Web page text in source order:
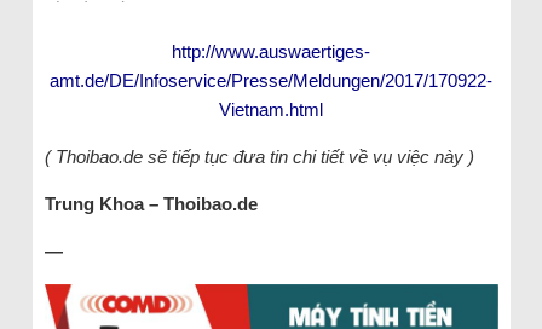
http://www.auswaertiges-
amt.de/DE/Infoservice/Presse/Meldungen/2017/170922-
Vietnam.html
( Thoibao.de sẽ tiếp tục đưa tin chi tiết về vụ việc này )
Trung Khoa – Thoibao.de
—